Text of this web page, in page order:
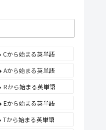
Cから始まる英単語
Aから始まる英単語
Rから始まる英単語
Eから始まる英単語
Tから始まる英単語